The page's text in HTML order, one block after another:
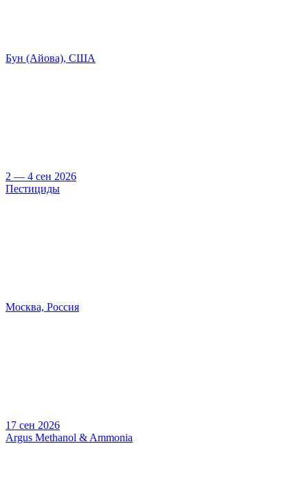
Бун (Айова), США
2 — 4 сен 2026
Пестициды
Москва, Россия
17 сен 2026
Argus Methanol & Ammonia